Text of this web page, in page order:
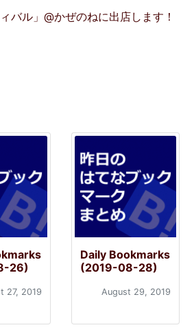
バル」@かぜのねに出店します！
26)
27, 2019
Daily Bookmarks
(2019-08-28)
August 29, 2019